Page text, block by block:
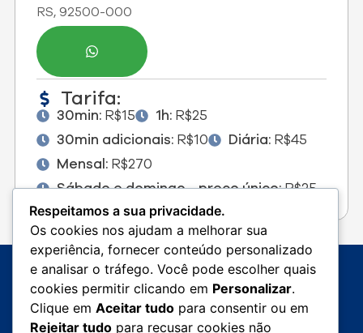
RS, 92500-000
Tarifa:
30min: R$15 1h: R$25
30min adicionais: R$10 Diária: R$45
Mensal: R$270
Sábado e domingo - preço único:R$25
Respeitamos a sua privacidade.
Os cookies nos ajudam a melhorar sua
experiência, fornecer conteúdo personalizado
e analisar o tráfego. Você pode escolher quais
cookies permitir clicando em Personalizar.
Clique em Aceitar tudo para consentir ou em
Rejeitar tudo para recusar cookies não